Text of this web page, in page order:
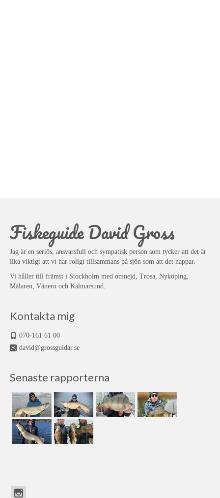
Fiskeguide David Gross
Jag är en seriös, ansvarsfull och sympatisk person som tycker att det är
lika viktigt att vi har roligt tillsammans på sjön som att det nappar.
Vi håller till främst i Stockholm med omnejd, Trosa, Nyköping,
Mälaren, Vänern och Kalmarsund.
Kontakta mig
070-161 61 00
david@grossguidar.se
Senaste rapporterna